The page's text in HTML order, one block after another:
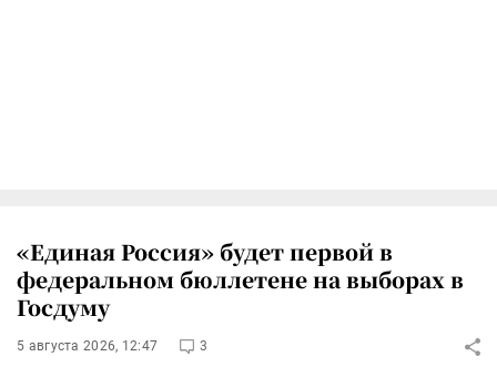
«Единая Россия» будет первой в
федеральном бюллетене на выборах в
Госдуму
5 августа 2026, 12:47 3